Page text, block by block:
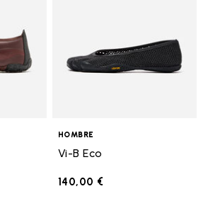
HOMBRE
Vi-B Eco
140,00 €